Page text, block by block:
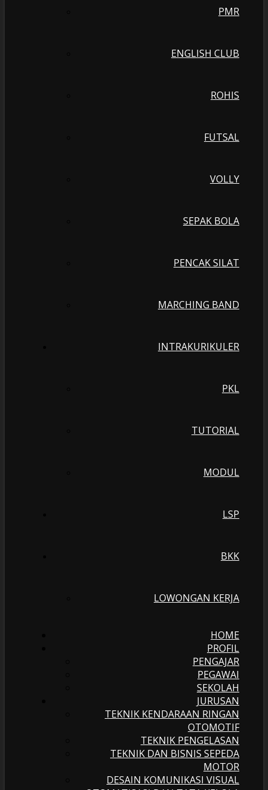
PMR
ENGLISH CLUB
ROHIS
FUTSAL
VOLLY
SEPAK BOLA
PENCAK SILAT
MARCHING BAND
INTRAKURIKULER
PKL
TUTORIAL
MODUL
LSP
BKK
LOWONGAN KERJA
HOME
PROFIL
PENGAJAR
PEGAWAI
SEKOLAH
JURUSAN
TEKNIK KENDARAAN RINGAN
OTOMOTIF
TEKNIK PENGELASAN
TEKNIK DAN BISNIS SEPEDA
MOTOR
DESAIN KOMUNIKASI VISUAL